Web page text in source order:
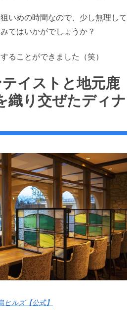
いめの時間なので、少し無理して
てはいかがでしょうか？
ることができました（笑）
イストと地元鹿
織り交ぜたディナ
ヒルズ【公式】